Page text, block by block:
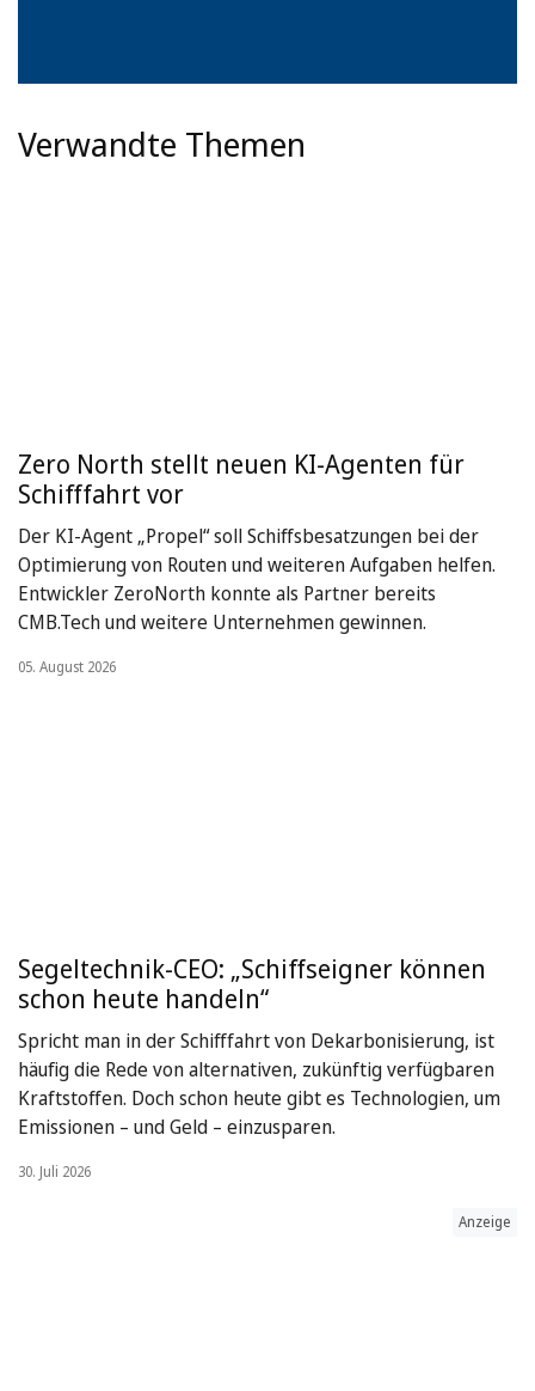
Verwandte Themen
Zero North stellt neuen KI-Agenten für
Schifffahrt vor
Der KI-Agent „Propel“ soll Schiffsbesatzungen bei der
Optimierung von Routen und weiteren Aufgaben helfen.
Entwickler ZeroNorth konnte als Partner bereits
CMB.Tech und weitere Unternehmen gewinnen.
05. August 2026
Segeltechnik-CEO: „Schiffseigner können
schon heute handeln“
Spricht man in der Schifffahrt von Dekarbonisierung, ist
häufig die Rede von alternativen, zukünftig verfügbaren
Kraftstoffen. Doch schon heute gibt es Technologien, um
Emissionen – und Geld – einzusparen.
30. Juli 2026
Anzeige